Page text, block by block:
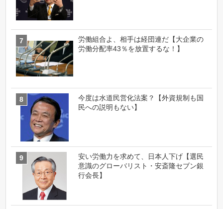
労働組合よ、相手は経団連だ【大企業の
労働分配率43％を放置するな！】
今度は水道民営化法案？【外資規制も国
民への説明もない】
安い労働力を求めて、日本人下げ【選民
意識のグローバリスト・安斎隆セブン銀
行会長】